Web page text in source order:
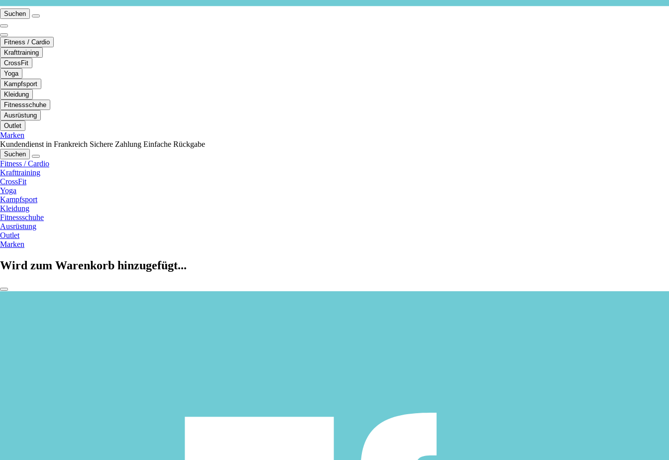
Suchen
Fitness / Cardio
Krafttraining
CrossFit
Yoga
Kampfsport
Kleidung
Fitnessschuhe
Ausrüstung
Outlet
Marken
Kundendienst in Frankreich Sichere Zahlung Einfache Rückgabe
Suchen
Fitness / Cardio
Krafttraining
CrossFit
Yoga
Kampfsport
Kleidung
Fitnessschuhe
Ausrüstung
Outlet
Marken
Wird zum Warenkorb hinzugefügt...